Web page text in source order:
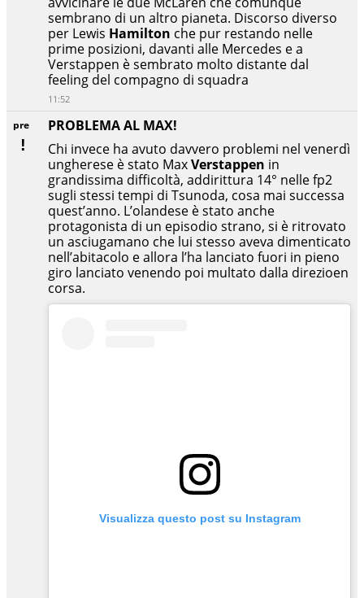
pre
PROBLEMA AL MAX!
Chi invece ha avuto davvero problemi nel venerdì
ungherese è stato MaxVerstappen in
grandissima difficoltà, addirittura 14° nelle fp2
sugli stessi tempi di Tsunoda, cosa mai successa
quest’anno. L’olandese è stato anche
protagonista di un episodio strano, si è ritrovato
un asciugamano che lui stesso aveva dimenticato
nell’abitacolo e allora l’ha lanciato fuori in pieno
giro lanciato venendo poi multato dalla direzioen
corsa.
Visualizza questo post su Instagram
sembrano di un altro pianeta. Discorso diverso
per Lewis Hamilton che pur restando nelle
prime posizioni, davanti alle Mercedes e a
Verstappen è sembrato molto distante dal
feeling del compagno di squadra
11:52